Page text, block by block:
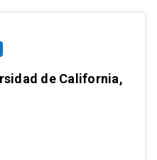
de California,